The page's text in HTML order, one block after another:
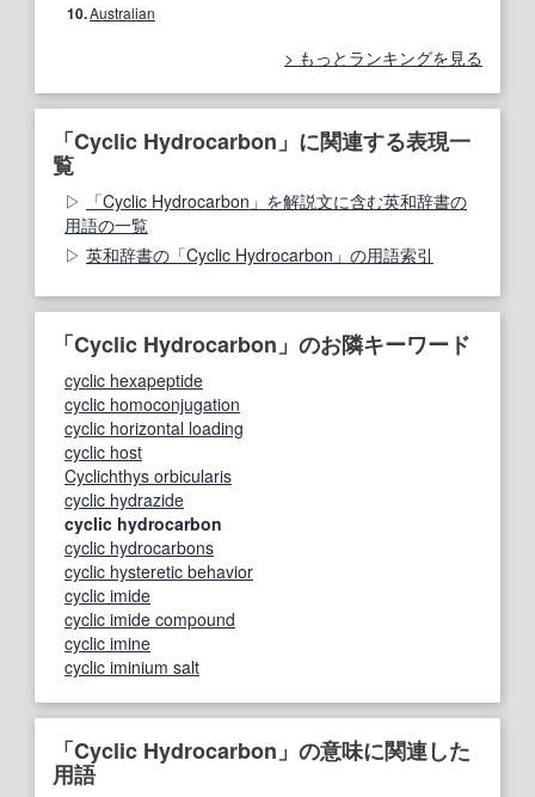
10.Australian
もっとランキングを見る
「Cyclic Hydrocarbon」に関連する表現一
覧
「Cyclic Hydrocarbon」を解説文に含む英和辞書の
用語の一覧
英和辞書の「Cyclic Hydrocarbon」の用語索引
「Cyclic Hydrocarbon」のお隣キーワード
cyclic hexapeptide
cyclic homoconjugation
cyclic horizontal loading
cyclic host
Cyclichthys orbicularis
cyclic hydrazide
cyclic hydrocarbon
cyclic hydrocarbons
cyclic hysteretic behavior
cyclic imide
cyclic imide compound
cyclic imine
cyclic iminium salt
「Cyclic Hydrocarbon」の意味に関連した
用語